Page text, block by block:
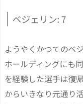
ベジェリン: 7
ようやくかつてのベ
ホールディングにも
を経験した選手は復
からいきなり元通り